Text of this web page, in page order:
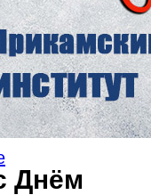
Днём